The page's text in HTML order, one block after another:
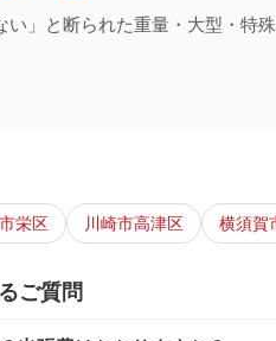
」と断られた重量・大型・特
栄区 川崎市高津区 横須賀
ご質問